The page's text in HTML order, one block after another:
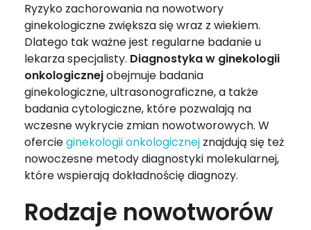
Ryzyko zachorowania na nowotwory
ginekologiczne zwiększa się wraz z wiekiem.
Dlatego tak ważne jest regularne badanie u
lekarza specjalisty. Diagnostyka w ginekologii
onkologicznejobejmuje badania
ginekologiczne, ultrasonograficzne, a także
badania cytologiczne, które pozwalają na
wczesne wykrycie zmian nowotworowych. W
ofercieginekologii onkologicznej znajdują się też
nowoczesne metody diagnostyki molekularnej,
które wspierają dokładnościę diagnozy.
Rodzaje nowotworów